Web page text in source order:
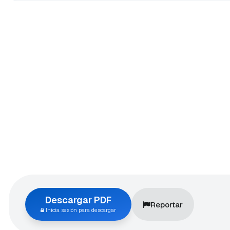
Descargar PDF
Inicia sesión para descargar
Reportar